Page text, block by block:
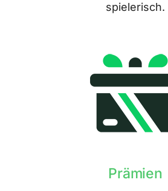
spielerisch.
Prämien